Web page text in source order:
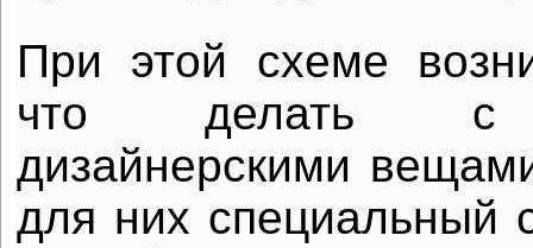
При этой схеме
что делать с
дизайнерскими
для них специальный